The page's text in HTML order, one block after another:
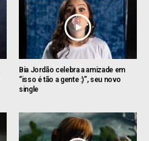
Bia Jordão celebra a amizade em
“isso é tão a gente :)”, seu novo
single